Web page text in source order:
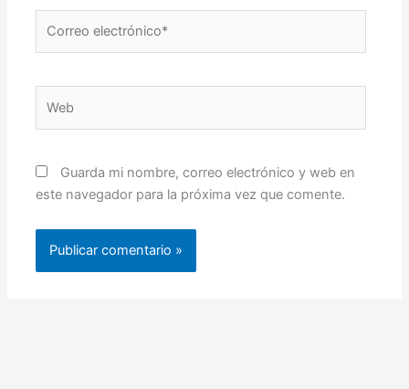
Guarda mi nombre, correo electrónico y web en
este navegador para la próxima vez que comente.